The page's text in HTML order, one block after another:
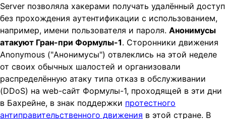
Server позволяла хакерами получать удалённый доступ
без прохождения аутентификации с использованием,
например, имени пользователя и пароля. Анонимусы
атакуют Гран-при Формулы-1. Сторонники движения
Anonymous ("Анонимусы") отвлеклись на этой неделе
от своих обычных шалостей и организовали
распределённую атаку типа отказ в обслуживании
(DDoS) на web-сайт Формулы-1, проходящей в эти дни
в Бахрейне, в знак поддержки протестного
антиправительственного движения в этой стране. В